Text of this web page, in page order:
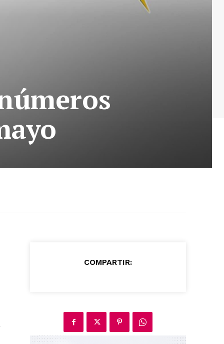
COMPARTIR: